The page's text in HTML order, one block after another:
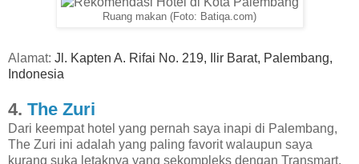
Ruang makan (Foto: Batiqa.com)
Alamat: Jl. Kapten A. Rifai No. 219, Ilir Barat, Palembang,
Indonesia
4. The Zuri
Dari keempat hotel yang pernah saya inapi di Palembang,
The Zuri ini adalah yang paling favorit walaupun saya
kurang suka letaknya yang sekompleks dengan Transmart.